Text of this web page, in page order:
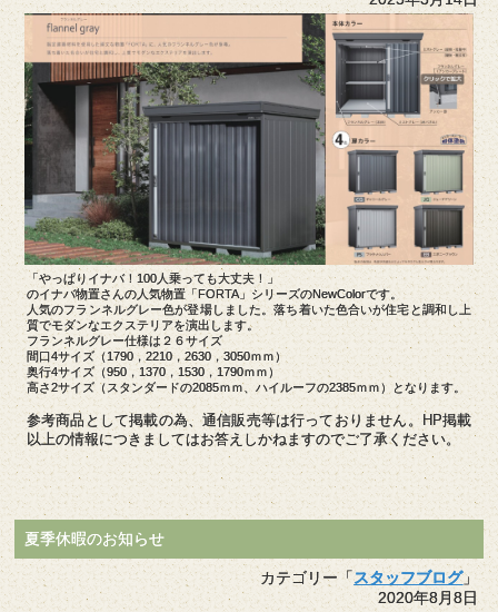
「やっぱりイナバ！100人乗っても大丈夫！」
のイナバ物置さんの人気物置「FORTA」シリーズのNewColorです。
人気のフランネルグレー色が登場しました。落ち着いた色合いが住宅と調和し上
質でモダンなエクステリアを演出します。
フランネルグレー仕様は２６サイズ
間口4サイズ（1790，2210，2630，3050ｍｍ）
奥行4サイズ（950，1370，1530，1790ｍｍ）
高さ2サイズ（スタンダードの2085ｍｍ、ハイルーフの2385ｍｍ）となります。
参考商品として掲載の為、通信販売等は行っておりません。HP掲載
以上の情報につきましてはお答えしかねますのでご了承ください。
夏季休暇のお知らせ
カテゴリー「スタッフブログ」
2020年8月8日